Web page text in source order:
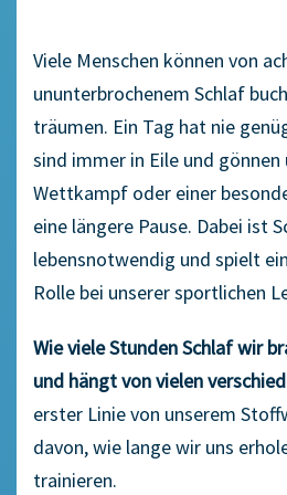
Viele Menschen können von
ununterbrochenem Schlaf
träumen. Ein Tag hat nie
sind immer in Eile und gönnen
Wettkampf oder einer
eine längere Pause. Dabei ist
lebensnotwendig und spielt
Rolle bei unserer sportlichen
Wie viele Stunden Schlaf wir
und hängt von vielen
erster Linie von unserem
davon, wie lange wir uns
trainieren.